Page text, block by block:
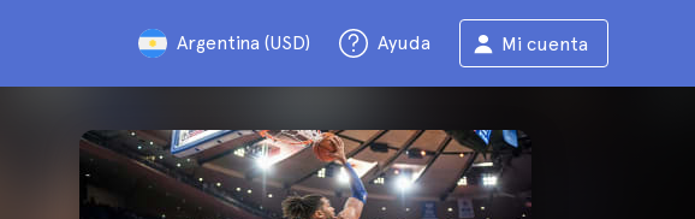
Argentina (USD) Ayuda Mi cuenta